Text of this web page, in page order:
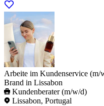
Arbeite im Kundenservice (m/
Brand in Lissabon
Kundenberater (m/w/d)
Lissabon, Portugal